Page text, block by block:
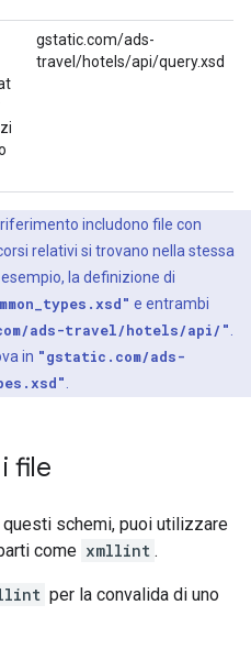
gstatic.com/ads-
travel/hotels/api/query.xsd
includono file con
relativi si trovano nella stessa
la definizione di
e entrambi
ads-travel/hotels/api/"
in "gstatic.com/ads-
file
schemi, puoi utilizzare
come xmllint .
per la convalida di uno